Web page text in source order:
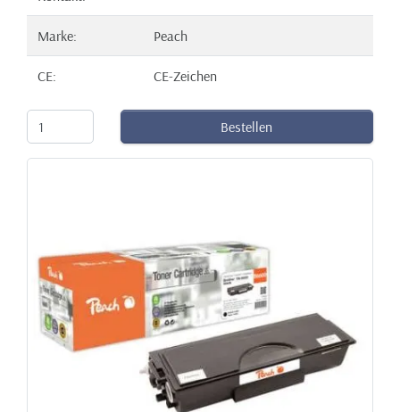
Marke: Peach
CE: CE-Zeichen
Bestellen